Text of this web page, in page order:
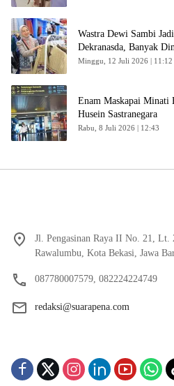
Wastra Dewi Sambi
Dekranasda, Banyak
Minggu, 12 Juli 2026 | 11:12
Enam Maskapai Minati
Husein Sastranegara
Rabu, 8 Juli 2026 | 12:43
Jl. Pengasinan Raya II No. 21, Lt.
Rawalumbu, Kota Bekasi, Jawa
087780007579, 082224224749
redaksi@suarapena.com